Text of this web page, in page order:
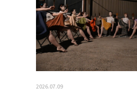
2026.07.09